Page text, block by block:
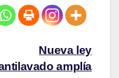
Nueva ley
amplía